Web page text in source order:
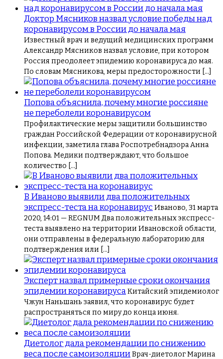
Доктор Мясников назвал условие победы над
коронавирусом в России до начала мая
Известный врач и ведущий медицинских программ
Александр Мясников назвал условие, при котором
Россия преодолеет эпидемию коронавируса до мая.
По словам Мясникова, меры предосторожности […]
Попова объяснила, почему многие россияне
не переболели коронавирусом
Профилактические меры защитили большинство
граждан Российской Федерации от коронавирусной
инфекции, заметила глава Роспотребнадзора Анна
Попова. Медики подтверждают, что большое
количество […]
В Иваново выявили два положительных
экспресс-теста на коронавирус Иваново, 31 марта
2020, 14:01 — REGNUM Два положительных экспресс-
теста выявлено на территории Ивановской области,
они отправлены в федеральную лабораторию для
подтверждения или […]
Эксперт назвал примерные сроки окончания
эпидемии коронавирусаКитайский эпидемиолог
Чжун Наньшань заявил, что коронавирус будет
распространяться по миру до конца июня.
Диетолог дала рекомендации по снижению
веса после самоизоляцииВрач-диетолог Марина